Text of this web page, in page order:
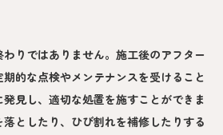
りではありません。施工後のアフター
的な点検やメンテナンスを受けること
見し、適切な処置を施すことができま
としたり、ひび割れを補修したりする